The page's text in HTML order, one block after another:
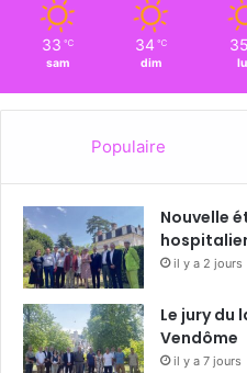
33 ℃
sam
34 ℃
dim
35
Populaire
Nouvelle
il y a 2 jours
Le jury du
Vendôme
il y a 7 jours